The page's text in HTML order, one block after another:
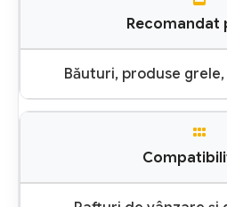
Recomandat
Băuturi, produse